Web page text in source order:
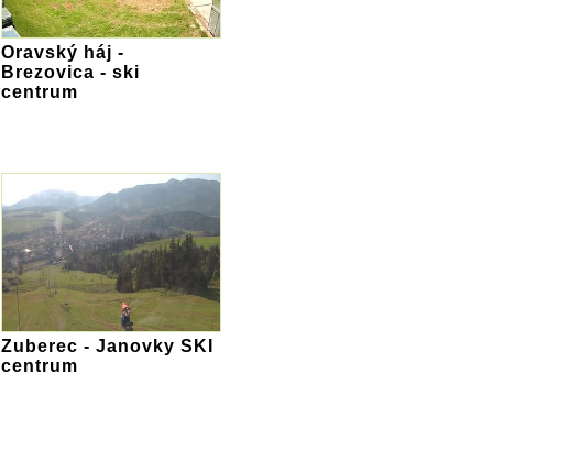
Oravský háj -
Brezovica - ski
centrum
Zuberec - Janovky SKI
centrum